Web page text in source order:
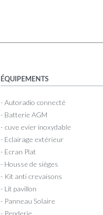
ÉQUIPEMENTS
- Autoradio connecté
- Batterie AGM
- cuve evier inoxydable
- Eclairage extérieur
- Ecran Plat
- Housse de sièges
- Kit anti crevaisons
- Lit pavillon
- Panneau Solaire
- Penderie